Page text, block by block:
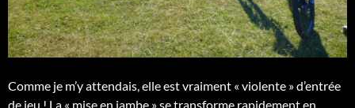
Comme je m’y attendais, elle est vraiment « violente » d’entrée
de jeu ! La « mise en jambe » se transforme rapidement en